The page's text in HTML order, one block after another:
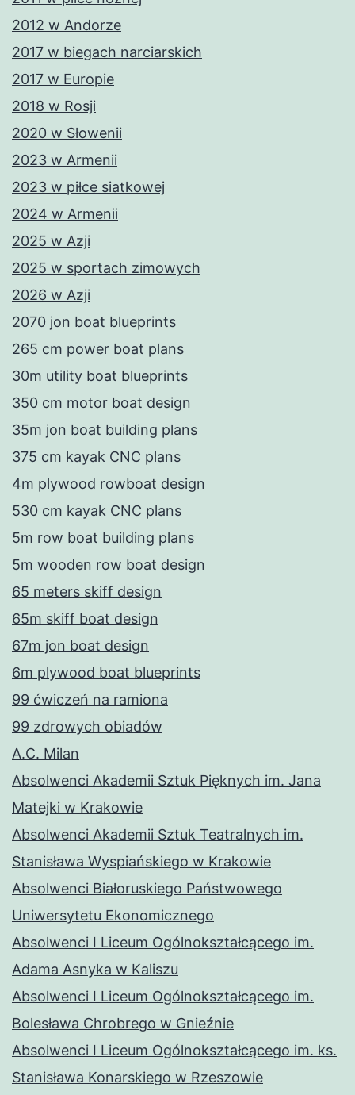
2012 w Andorze
2017 w biegach narciarskich
2017 w Europie
2018 w Rosji
2020 w Słowenii
2023 w Armenii
2023 w piłce siatkowej
2024 w Armenii
2025 w Azji
2025 w sportach zimowych
2026 w Azji
2070 jon boat blueprints
265 cm power boat plans
30m utility boat blueprints
350 cm motor boat design
35m jon boat building plans
375 cm kayak CNC plans
4m plywood rowboat design
530 cm kayak CNC plans
5m row boat building plans
5m wooden row boat design
65 meters skiff design
65m skiff boat design
67m jon boat design
6m plywood boat blueprints
99 ćwiczeń na ramiona
99 zdrowych obiadów
A.C. Milan
Absolwenci Akademii Sztuk Pięknych im. Jana
Matejki w Krakowie
Absolwenci Akademii Sztuk Teatralnych im.
Stanisława Wyspiańskiego w Krakowie
Absolwenci Białoruskiego Państwowego
Uniwersytetu Ekonomicznego
Absolwenci I Liceum Ogólnokształcącego im.
Adama Asnyka w Kaliszu
Absolwenci I Liceum Ogólnokształcącego im.
Bolesława Chrobrego w Gnieźnie
Absolwenci I Liceum Ogólnokształcącego im. ks.
Stanisława Konarskiego w Rzeszowie